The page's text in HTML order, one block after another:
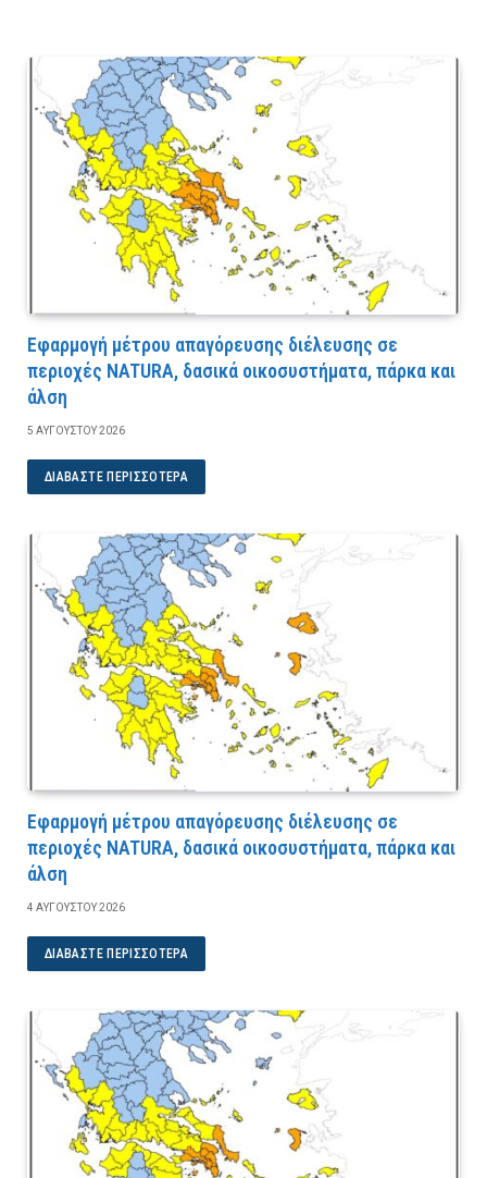
Εφαρμογή μέτρου απαγόρευσης διέλευσης σε
περιοχές NATURA, δασικά οικοσυστήματα, πάρκα και
άλση
5 ΑΥΓΟΎΣΤΟΥ 2026
ΔΙΑΒΆΣΤΕ ΠΕΡΙΣΣΌΤΕΡΑ
Εφαρμογή μέτρου απαγόρευσης διέλευσης σε
περιοχές NATURA, δασικά οικοσυστήματα, πάρκα και
άλση
4 ΑΥΓΟΎΣΤΟΥ 2026
ΔΙΑΒΆΣΤΕ ΠΕΡΙΣΣΌΤΕΡΑ